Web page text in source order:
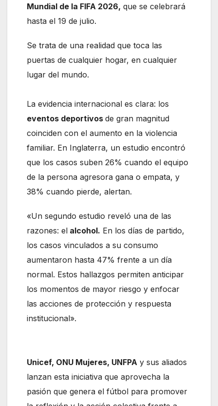
Mundial de la FIFA 2026, que se celebrará
hasta el 19 de julio.
Se trata de una realidad que toca las
puertas de cualquier hogar, en cualquier
lugar del mundo.
La evidencia internacional es clara: los
eventos deportivos de gran magnitud
coinciden con el aumento en la violencia
familiar. En Inglaterra, un estudio encontró
que los casos suben 26% cuando el equipo
de la persona agresora gana o empata, y
38% cuando pierde, alertan.
«Un segundo estudio reveló una de las
razones: el alcohol. En los días de partido,
los casos vinculados a su consumo
aumentaron hasta 47% frente a un día
normal. Estos hallazgos permiten anticipar
los momentos de mayor riesgo y enfocar
las acciones de protección y respuesta
institucional».
Unicef, ONU Mujeres, UNFPA y sus aliados
lanzan esta iniciativa que aprovecha la
pasión que genera el fútbol para promover